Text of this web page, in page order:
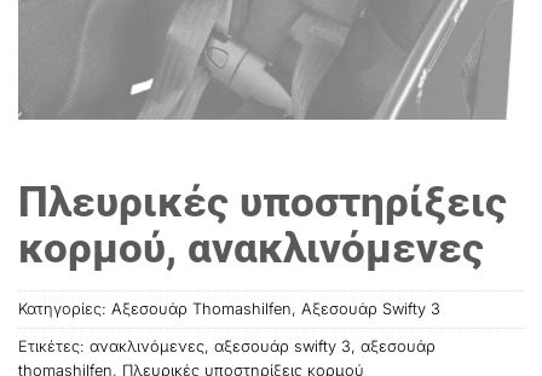
Πλευρικές υποστηρίξεις
κορμού, ανακλινόμενες
Κατηγορίες: Αξεσουάρ Thomashilfen, Αξεσουάρ Swifty 3
Ετικέτες: ανακλινόμενες, αξεσουάρ swifty 3, αξεσουάρ
thοmashilfen, Πλευρικές υποστηρίξεις κορμού